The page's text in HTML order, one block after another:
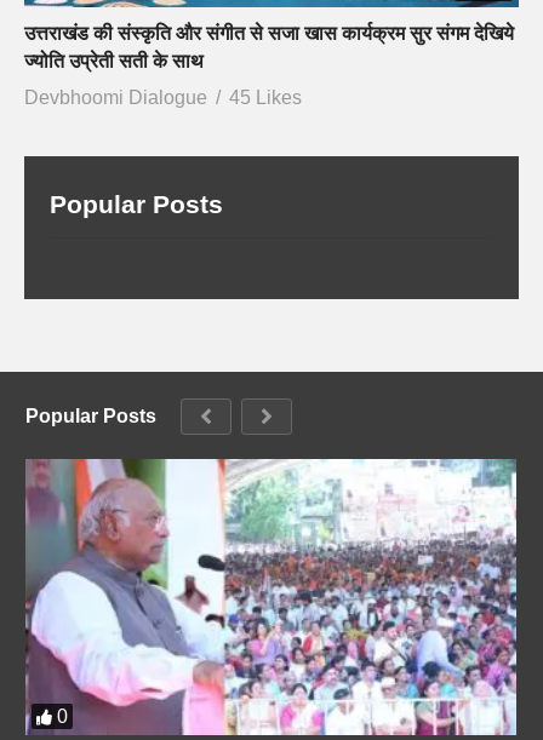
उत्तराखंड की संस्कृति और संगीत से सजा खास कार्यक्रम सुर संगम देखिये
ज्योति उप्रेती सती के साथ
Devbhoomi Dialogue
45 Likes
Popular Posts
Popular Posts
0